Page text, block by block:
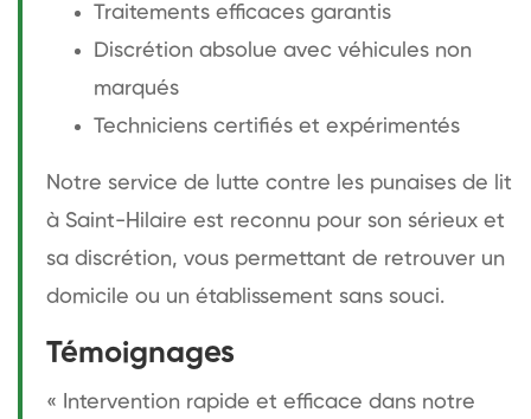
Traitements efficaces garantis
Discrétion absolue avec véhicules non
marqués
Techniciens certifiés et expérimentés
Notre service de lutte contre les punaises de lit
à Saint-Hilaire est reconnu pour son sérieux et
sa discrétion, vous permettant de retrouver un
domicile ou un établissement sans souci.
Témoignages
« Intervention rapide et efficace dans notre